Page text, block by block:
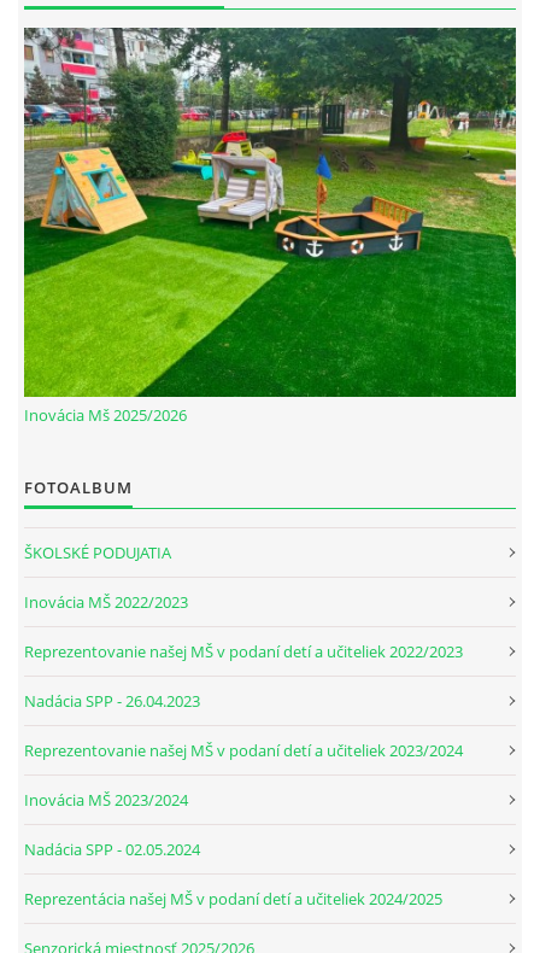
Inovácia Mš 2025/2026
FOTOALBUM
ŠKOLSKÉ PODUJATIA
Inovácia MŠ 2022/2023
Reprezentovanie našej MŠ v podaní detí a učiteliek 2022/2023
Nadácia SPP - 26.04.2023
Reprezentovanie našej MŠ v podaní detí a učiteliek 2023/2024
Inovácia MŠ 2023/2024
Nadácia SPP - 02.05.2024
Reprezentácia našej MŠ v podaní detí a učiteliek 2024/2025
Senzorická miestnosť 2025/2026